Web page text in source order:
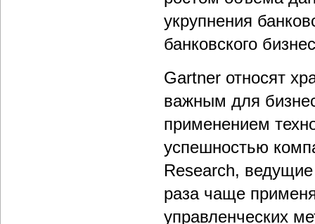
укрупнения
банковского
Gartner относят
важным для
применением
успешностью
Research,
раза чаще
управленческих